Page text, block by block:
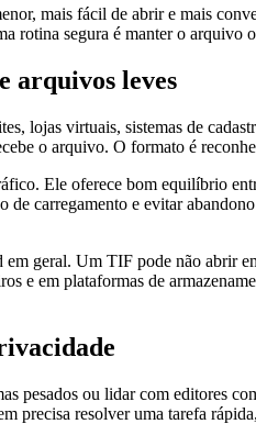
mais fácil de abrir e mais
rotina segura é manter o
arquivos leves
lojas virtuais, sistemas de
o arquivo. O formato é
Ele oferece bom equilíbrio
carregamento e evitar
geral. Um TIF pode não abrir
e em plataformas de
pesados ou lidar com editores
precisa resolver uma tarefa